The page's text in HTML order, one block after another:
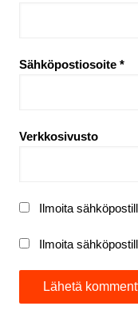
Sähköpostiosoite *
Verkkosivusto
Ilmoita
Ilmoita